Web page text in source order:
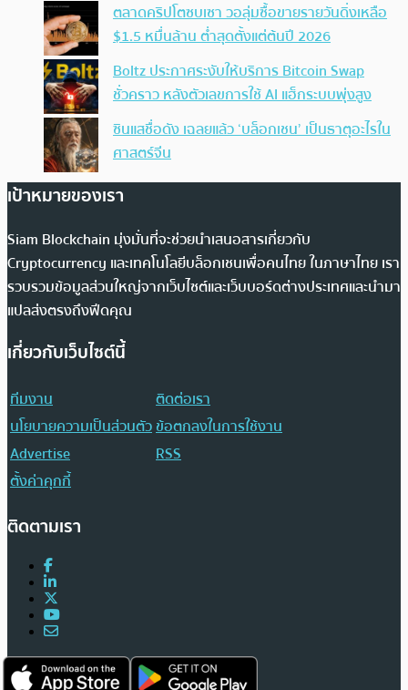
ตลาดคริปโตซบเซา วอลุ่มซื้อขายรายวันดิ่งเหลือ
$1.5 หมื่นล้าน ต่ำสุดตั้งแต่ต้นปี 2026
Boltz ประกาศระงับให้บริการ Bitcoin Swap
ชั่วคราว หลังตัวเลขการใช้ AI แฮ็กระบบพุ่งสูง
ซินแสชื่อดัง เฉลยแล้ว ‘บล็อกเชน’ เป็นธาตุอะไรใน
ศาสตร์จีน
เป้าหมายของเรา
Siam Blockchain มุ่งมั่นที่จะช่วยนำเสนอสารเกี่ยวกับ
Cryptocurrency และเทคโนโลยีบล็อกเชนเพื่อคนไทย ในภาษาไทย เรา
รวบรวมข้อมูลส่วนใหญ่จากเว็บไซต์และเว็บบอร์ดต่างประเทศและนำมา
แปลส่งตรงถึงฟีดคุณ
เกี่ยวกับเว็บไซต์นี้
ทีมงาน
ติดต่อเรา
นโยบายความเป็นส่วนตัวข้อตกลงในการใช้งาน
Advertise
RSS
ตั้งค่าคุกกี้
ติดตามเรา